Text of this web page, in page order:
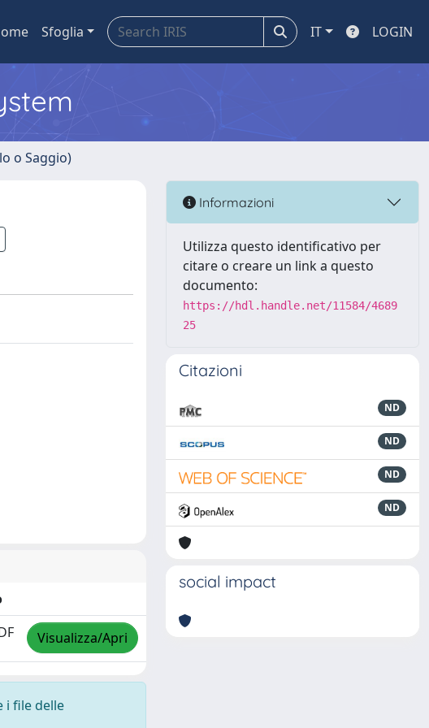
Sfoglia IT LOGIN
o Saggio)
Visualizza/Apri
i file delle
Informazioni
Utilizza questo identificativo per
citare o creare un link a questo
documento:
https://hdl.handle.net/11584/4689
25
Citazioni
ND
ND
ND
ND
social impact